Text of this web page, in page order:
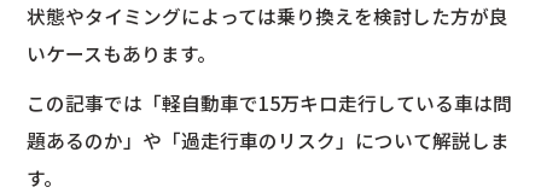
状態やタイミングによっては乗り換えを検討した方が良
いケースもあります。
この記事では「軽自動車で15万キロ走行している車は問
題あるのか」や「過走行車のリスク」について解説しま
す。